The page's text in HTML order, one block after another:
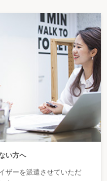
い方へ
ザーを派遣させていただ